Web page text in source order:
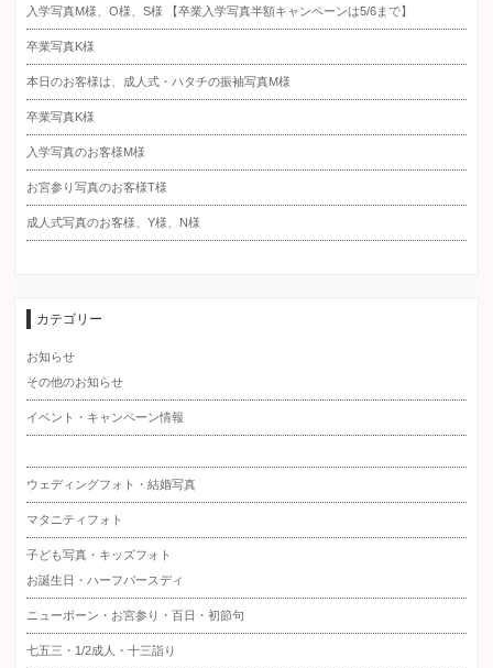
入学写真M様、O様、S様 【卒業入学写真半額キャンペーンは5/6まで】
卒業写真K様
本日のお客様は、成人式・ハタチの振袖写真M様
卒業写真K様
入学写真のお客様M様
お宮参り写真のお客様T様
成人式写真のお客様、Y様、N様
カテゴリー
お知らせ
その他のお知らせ
イベント・キャンペーン情報
ウェディングフォト・結婚写真
マタニティフォト
子ども写真・キッズフォト
お誕生日・ハーフバースディ
ニューボーン・お宮参り・百日・初節句
七五三・1/2成人・十三詣り